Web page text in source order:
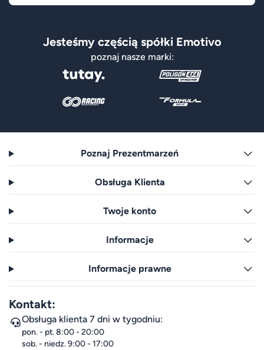
Jesteśmy częścią spółki Emotivo
poznaj nasze marki:
Poznaj Prezentmarzeń
Obsługa Klienta
Twoje konto
Informacje
Informacje prawne
Kontakt:
Obsługa klienta 7 dni w tygodniu:
pon. - pt. 8:00 - 20:00
sob. - niedz. 9:00 - 17:00